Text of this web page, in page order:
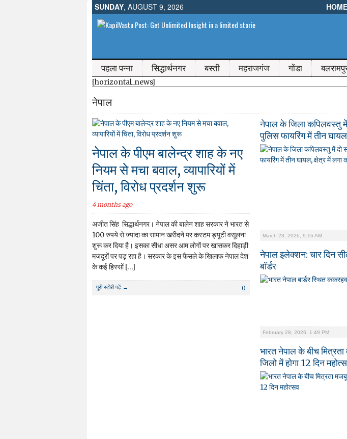
SUNDAY, AUGUST 9, 2026 HOME
पहला पन्ना सिद्धार्थनगर बस्ती महराजगंज गोंडा
[horizontal_news]
नेपाल
नेपाल के पीएम बालेन्द्र शाह के नए
नियम से मचा बवाल, व्यापारियों में
चिंता, विरोध प्रदर्शन शुरू
4 months ago
अजीत सिंह सिद्धार्थनगर। नेपाल की बालेन शाह सरकार ने भारत से
100 रुपये से ज्यादा का सामान खरीदने पर कस्टम ड्यूटी वसूलना
शुरू कर दिया है। इसका सीधा असर आम लोगों पर खासकर दिहाड़ी
मजदूरों पर पड़ रहा है। सरकार के इस फैसले के खिलाफ नेपाल देश
के कई हिस्सों […]
पूरी स्टोरी पढ़ें → 0
नेपाल के जिला कपिलवस्तु में
पुलिस फायरिंग में तीन
March 23, 2026, 9:16 AM
नेपाल इलेक्शन: चार दिन
बॉर्डर
February 28, 2026, 1:49 PM
भारत नेपाल के बीच
जिलो में होगा 12 दिन